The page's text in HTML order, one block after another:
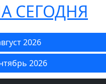
СЕГОДНЯ
2026
2026